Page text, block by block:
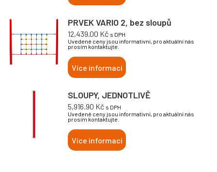
PRVEK VARIO 2, bez sloupů
12,439.00 Kč s DPH
Uvedené ceny jsou informativní, pro aktuální nás
prosím kontaktujte.
Více informací
SLOUPY, JEDNOTLIVĚ
5,916.90 Kč s DPH
Uvedené ceny jsou informativní, pro aktuální nás
prosím kontaktujte.
Více informací